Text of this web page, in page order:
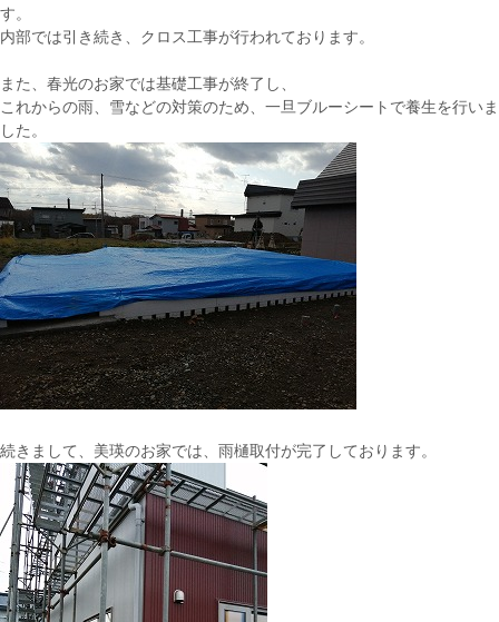
す。
内部では引き続き、クロス工事が行われております。
また、春光のお家では基礎工事が終了し、
これからの雨、雪などの対策のため、一旦ブルーシートで養生を行いま
した。
続きまして、美瑛のお家では、雨樋取付が完了しております。